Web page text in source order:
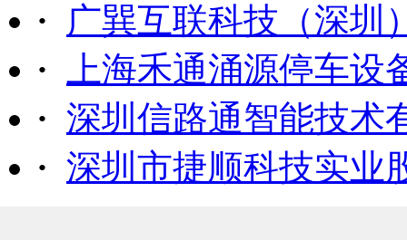
·
广巽互联科技（深圳
·
上海禾通涌源停车设
· 深圳信路通智能技术
· 深圳市捷顺科技实业